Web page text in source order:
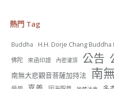
分享
熱門 Tag
Buddha H.H. Dorje Chang Buddha
佛陀 來函印證 內密灌頂 公告
南無大悲觀音菩薩加持法 南